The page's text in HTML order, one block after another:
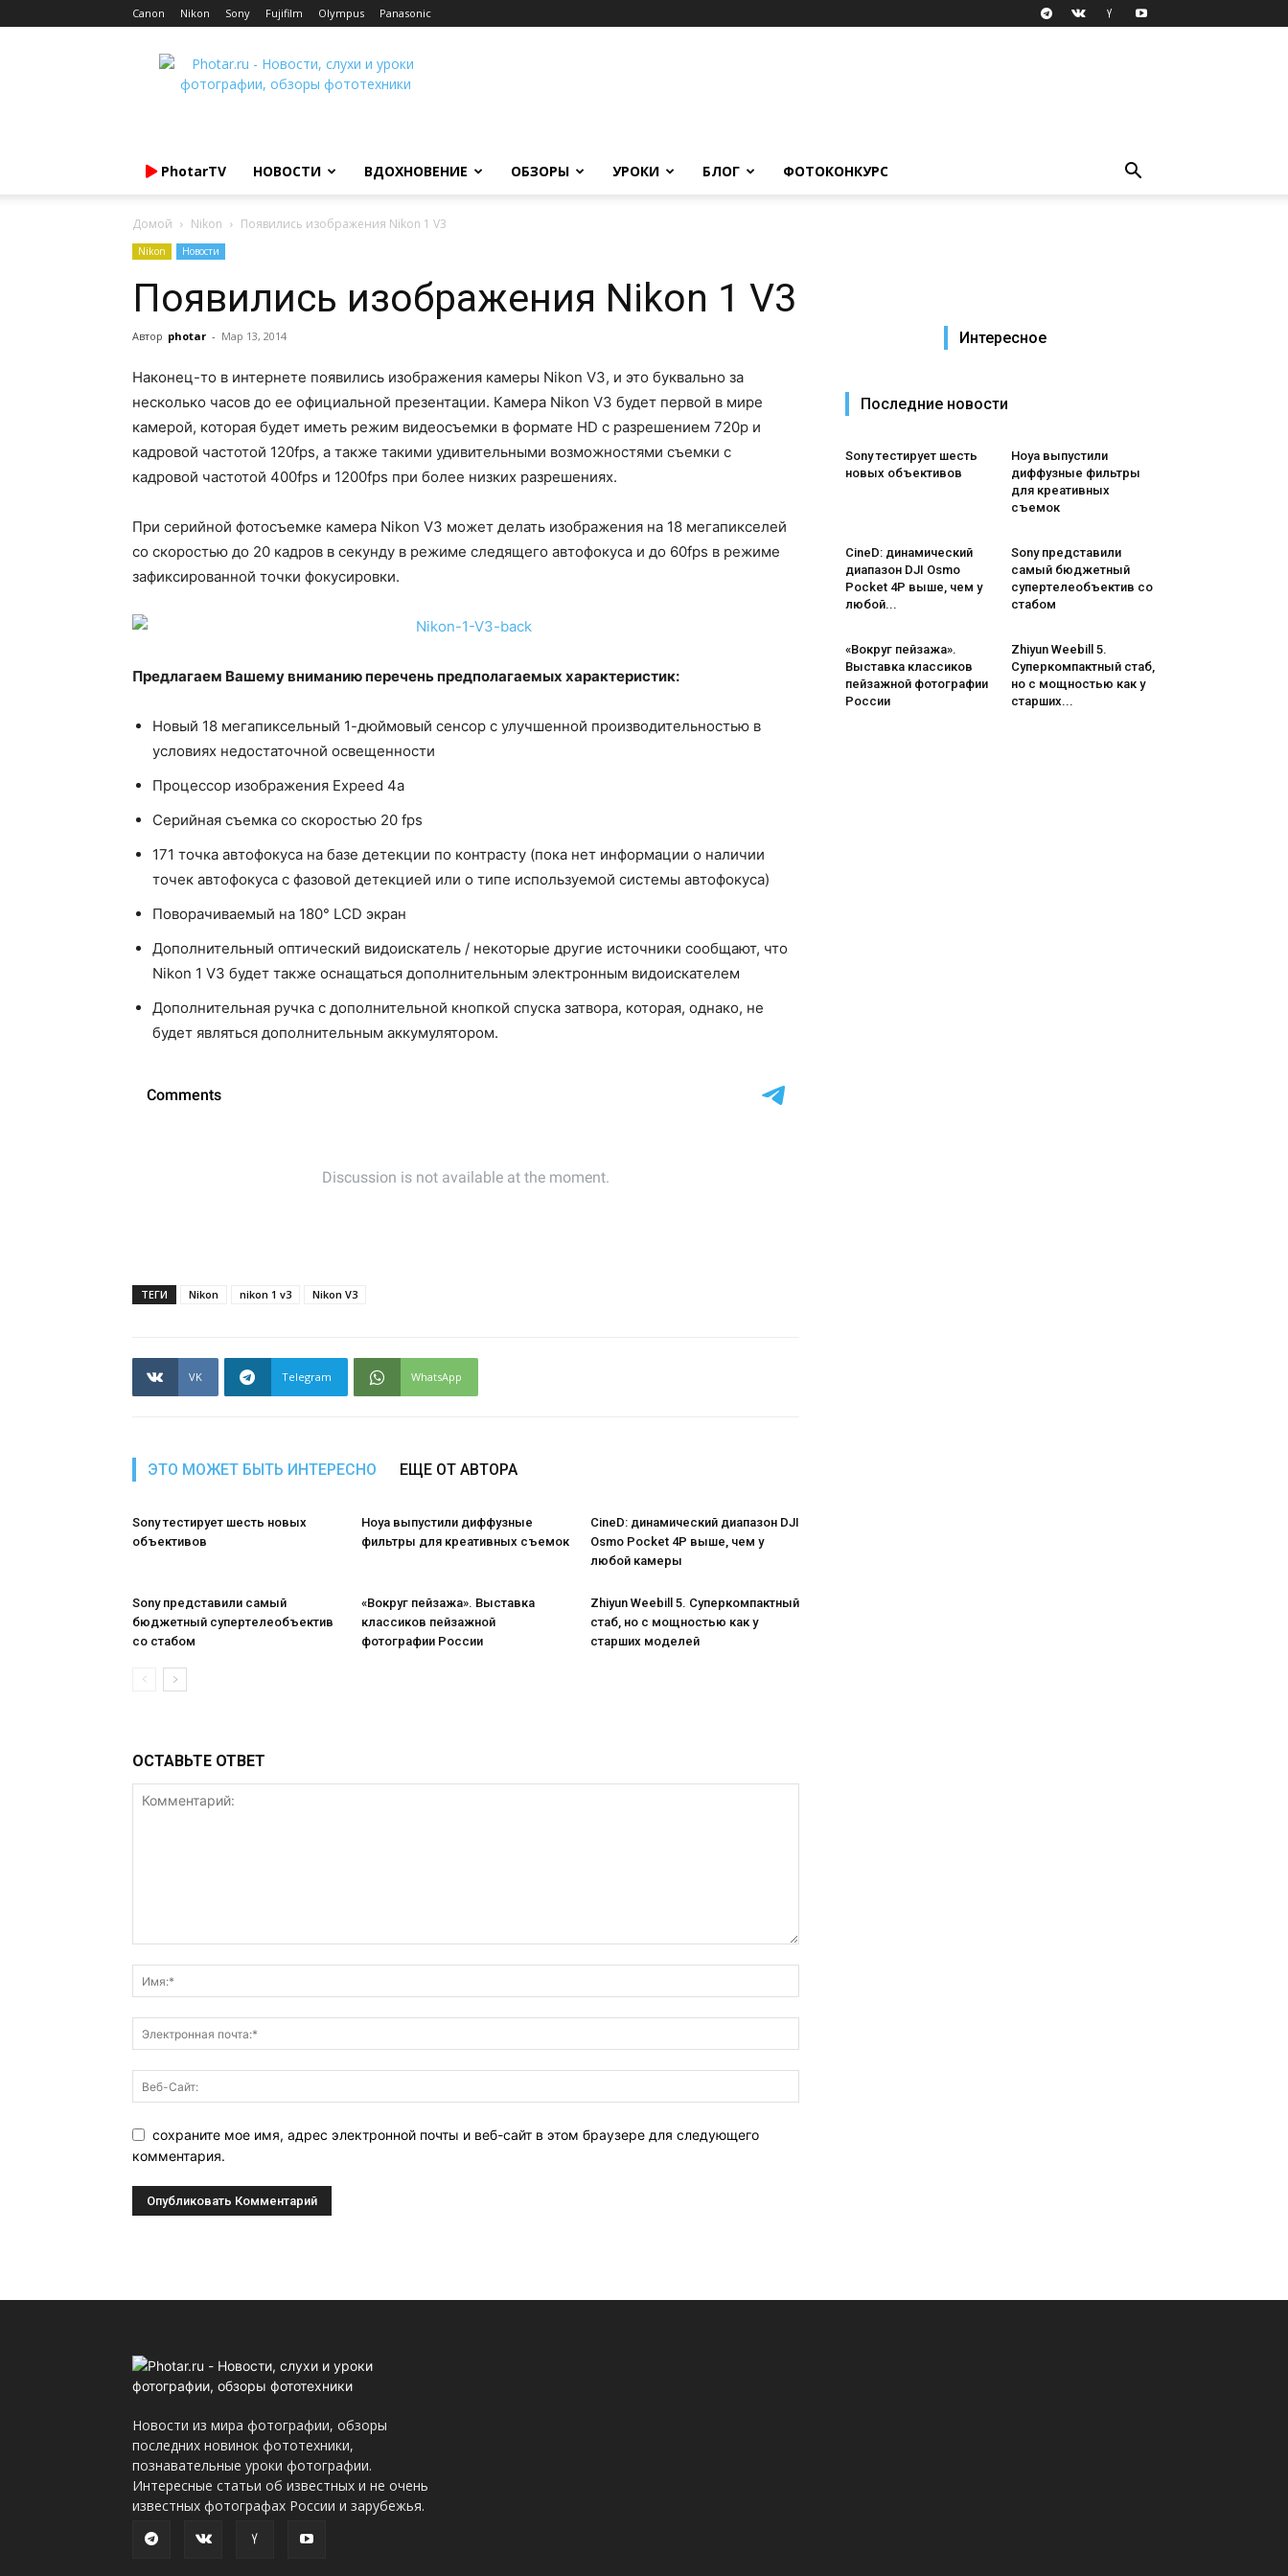
Canon Nikon Sony Fujifilm Olympus Panasonic
Photar.ru
PhotarTV НОВОСТИ ВДОХНОВЕНИЕ ОБЗОРЫ УРОКИ БЛОГ ФОТОКОНКУРС
Домой Nikon Появились изображения Nikon 1 V3
Nikon Новости
Появились изображения Nikon 1 V3
Автор photar - Мар 13, 2014
Наконец-то в интернете появились изображения камеры Nikon V3, и это буквально за
несколько часов до ее официальной презентации. Камера Nikon V3 будет первой в мире
камерой, которая будет иметь режим видеосъемки в формате HD с разрешением 720p и
кадровой частотой 120fps, а также такими удивительными возможностями съемки с
кадровой частотой 400fps и 1200fps при более низких разрешениях.
При серийной фотосъемке камера Nikon V3 может делать изображения на 18 мегапикселей
со скоростью до 20 кадров в секунду в режиме следящего автофокуса и до 60fps в режиме
зафиксированной точки фокусировки.
Предлагаем Вашему вниманию перечень предполагаемых характеристик:
Новый 18 мегапиксельный 1-дюймовый сенсор с улучшенной производительностью в
условиях недостаточной освещенности
Процессор изображения Expeed 4a
Серийная съемка со скоростью 20 fps
171 точка автофокуса на базе детекции по контрасту (пока нет информации о наличии
точек автофокуса с фазовой детекцией или о типе используемой системы автофокуса)
Поворачиваемый на 180° LCD экран
Дополнительный оптический видоискатель / некоторые другие источники сообщают, что
Nikon 1 V3 будет также оснащаться дополнительным электронным видоискателем
Дополнительная ручка с дополнительной кнопкой спуска затвора, которая, однако, не
будет являться дополнительным аккумулятором.
ТЕГИ Nikon nikon 1 v3 Nikon V3
VK Telegram WhatsApp
ЭТО МОЖЕТ БЫТЬ ИНТЕРЕСНО ЕЩЕ ОТ АВТОРА
Sony тестирует шесть новых
объективов
Hoya выпустили диффузные
фильтры для креативных съемок
CineD: динамический диапазон DJI
Osmo Pocket 4P выше, чем у
любой камеры
Sony представили самый
бюджетный супертелеобъектив
со стабом
«Вокруг пейзажа». Выставка
классиков пейзажной
фотографии России
Zhiyun Weebill 5. Cуперкомпактный
стаб, но с мощностью как у
старших моделей
ОСТАВЬТЕ ОТВЕТ
сохраните мое имя, адрес электронной почты и веб-сайт в этом браузере для следующего
комментария.
Интересное
Последние новости
Sony тестирует шесть
новых объективов
Hoya выпустили
диффузные фильтры
для креативных
съемок
CineD: динамический
диапазон DJI Osmo
Pocket 4P выше, чем у
любой...
Sony представили
самый бюджетный
супертелеобъектив со
стабом
«Вокруг пейзажа».
Выставка классиков
пейзажной фотографии
России
Zhiyun Weebill 5.
Cуперкомпактный стаб,
но с мощностью как у
старших...
Новости из мира фотографии, обзоры
последних новинок фототехники,
познавательные уроки фотографии.
Интересные статьи об известных и не очень
известных фотографах России и зарубежья.